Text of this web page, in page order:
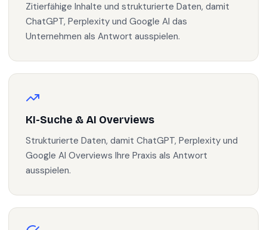
Zitierfähige Inhalte und strukturierte Daten, damit
ChatGPT, Perplexity und Google AI das
Unternehmen als Antwort ausspielen.
KI-Suche & AI Overviews
Strukturierte Daten, damit ChatGPT, Perplexity und
Google AI Overviews Ihre Praxis als Antwort
ausspielen.